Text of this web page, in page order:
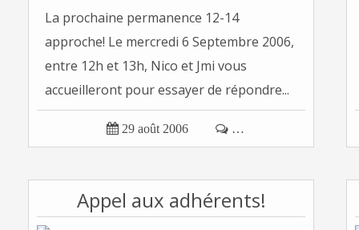
La prochaine permanence 12-14
approche! Le mercredi 6 Septembre 2006,
entre 12h et 13h, Nico et Jmi vous
accueilleront pour essayer de répondre...
 29 août 2006  …
Appel aux adhérents!